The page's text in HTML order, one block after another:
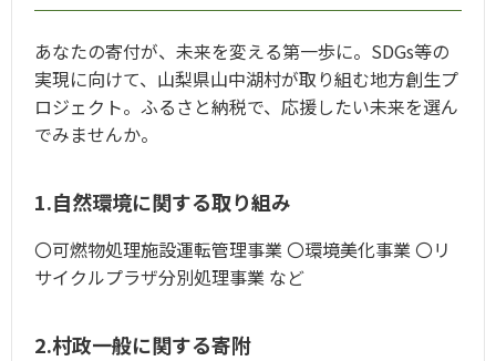
あなたの寄付が、未来を変える第一歩に。SDGs等の
実現に向けて、山梨県山中湖村が取り組む地方創生プ
ロジェクト。ふるさと納税で、応援したい未来を選ん
でみませんか。
1.自然環境に関する取り組み
〇可燃物処理施設運転管理事業 〇環境美化事業 〇リ
サイクルプラザ分別処理事業 など
2.村政一般に関する寄附